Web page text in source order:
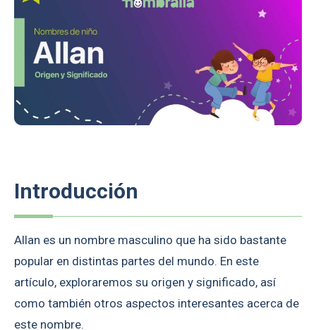
Introducción
Allan es un nombre masculino que ha sido bastante
popular en distintas partes del mundo. En este
artículo, exploraremos su origen y significado, así
como también otros aspectos interesantes acerca de
este nombre.